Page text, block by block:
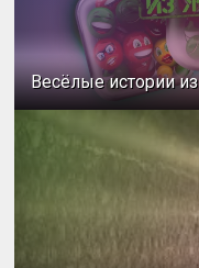
Весёлые истории